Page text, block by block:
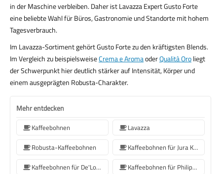
in der Maschine verbleiben. Daher ist Lavazza Expert Gusto Forte
eine beliebte Wahl für Büros, Gastronomie und Standorte mit hohem
Tagesverbrauch.
Im Lavazza-Sortiment gehört Gusto Forte zu den kräftigsten Blends.
Im Vergleich zu beispielsweiseCrema e AromaoderQualità Oroliegt
der Schwerpunkt hier deutlich stärker auf Intensität, Körper und
einem ausgeprägten Robusta-Charakter.
Mehr entdecken
Kaffeebohnen
Lavazza
Robusta-Kaffeebohnen
Kaffeebohnen für Jura Kaffeemaschinen
Kaffeebohnen für De'Longhi Kaffeemaschine
Kaffeebohnen für Philips Kaffeemaschine